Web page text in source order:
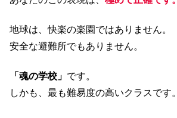
地球は、快楽の楽園ではありません。
安全な避難所でもありません。
「魂の学校」 です。
しかも、最も難易度の高いクラスです。